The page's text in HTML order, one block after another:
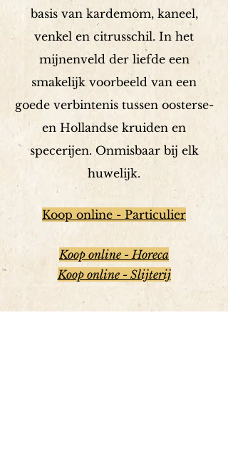
basis van kardemom, kaneel,
venkel en citrusschil. In het
mijnenveld der liefde een
smakelijk voorbeeld van een
goede verbintenis tussen oosterse-
en Hollandse kruiden en
specerijen. Onmisbaar bij elk
huwelijk.
Koop online - Particulier
Koop online - Horeca
Koop online - Slijterij